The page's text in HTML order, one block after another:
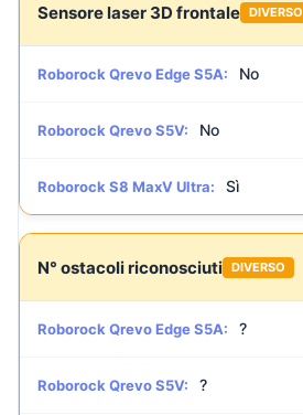
Sensore laser 3D frontale DIVERSO
Roborock Qrevo Edge S5A: No
Roborock Qrevo S5V: No
Roborock S8 MaxV Ultra: Sì
N° ostacoli riconosciuti DIVERSO
Roborock Qrevo Edge S5A: ?
Roborock Qrevo S5V: ?